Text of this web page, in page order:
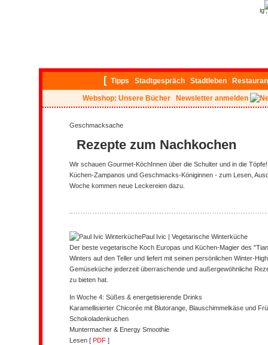
[ Tipps Stadtgespräch Stadtleben
Webshop: Unsere Bücher Newsletter anmelden
Geschmacksache
Rezepte zum Nachkochen
Wir schauen Gourmet-KöchInnen über die Schulter und in die Töpfe!
Küchen-Zampanos und Geschmacks-Königinnen - zum Lesen,
Woche kommen neue Leckereien dazu.
Paul Ivic | Vegetarische Winterküche
Der beste vegetarische Koch Europas und Küchen-Magier des
Winters auf den Teller und liefert mit seinen persönlichen Winter-
Gemüseküche jederzeit überraschende und außergewöhnliche
zu bieten hat.
In Woche 4: Süßes & energetisierende Drinks
Karamellisierter Chicorée mit Blutorange, Blauschimmelkäse und
Schokoladenkuchen
Muntermacher & Energy Smoothie
Lesen [ PDF ]